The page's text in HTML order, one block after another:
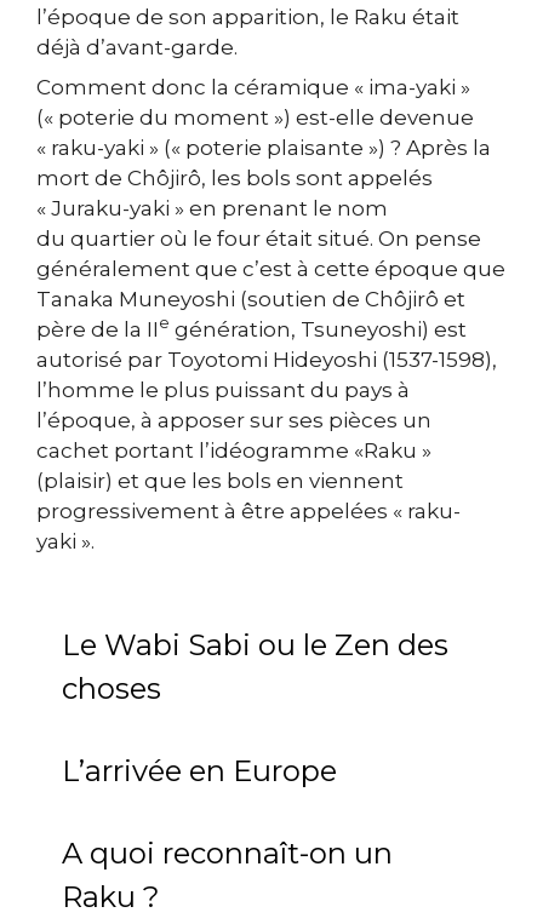
l’époque de son apparition, le Raku était
déjà d’avant-garde.
Comment donc la céramique « ima-yaki »
(« poterie du moment ») est-elle devenue
« raku-yaki » (« poterie plaisante ») ? Après la
mort de Chôjirô, les bols sont appelés
« Juraku-yaki » en prenant le nom
du quartier où le four était situé. On pense
généralement que c’est à cette époque que
Tanaka Muneyoshi (soutien de Chôjirô et
père de la II e génération, Tsuneyoshi) est
autorisé par Toyotomi Hideyoshi (1537-1598),
l’homme le plus puissant du pays à
l’époque, à apposer sur ses pièces un
cachet portant l’idéogramme «Raku »
(plaisir) et que les bols en viennent
progressivement à être appelées « raku-
yaki ».
Le Wabi Sabi ou le Zen des
choses
L’arrivée en Europe
A quoi reconnaît-on un
Raku ?